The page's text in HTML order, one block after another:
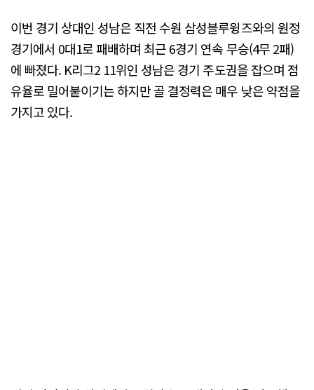
이번 경기 상대인 성남은 직전 수원 삼성블루윙즈와의 원정
경기에서 0대1로 패배하며 최근 6경기 연속 무승(4무 2패)
에 빠졌다. K리그2 11위인 성남은 경기 주도권을 잡으며 점
유율로 밀어붙이기는 하지만 골 결정력은 매우 낮은 약점을
가지고 있다.